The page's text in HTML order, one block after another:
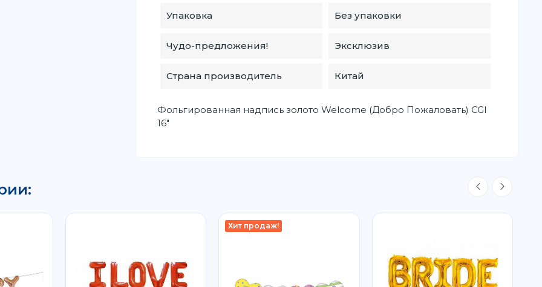
Упаковка Без упаковки
Чудо-предложения! Эксклюзив
Страна производитель Китай
Фольгированная надпись золото Welcome (Добро Пожаловать) CGI
16"
Хит продаж!